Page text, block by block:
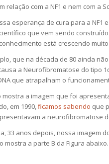
relação com a NF1 e nem com a
esperança de cura para a NF1
que vem sendo
está crescendo
que na década de 80 ainda
a Neurofibromatose do tipo
que atrapalham o
mostra a imagem que foi
em 1990,ficamos sabendo que
a neurofibromatose
33 anos depois, nossa imagem
mostra a parte B da Figura abaixo.